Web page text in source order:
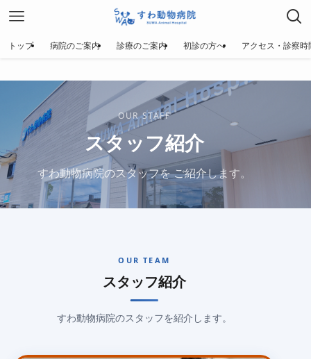
トップ 病院のご案内 診療のご案内 初診の方へ アクセス・診察時
OUR STAFF
スタッフ紹介
すわ動物病院のスタッフをご紹介します。
OUR TEAM
スタッフ紹介
すわ動物病院のスタッフを紹介します。